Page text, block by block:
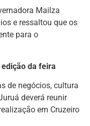
Mailza
e ressaltou que os
para o
da feira
de negócios, cultura
deverá reunir
em Cruzeiro